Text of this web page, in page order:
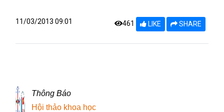
11/03/2013 09:01 461 LIKE SHARE
Thông Báo
Hội thảo khoa học